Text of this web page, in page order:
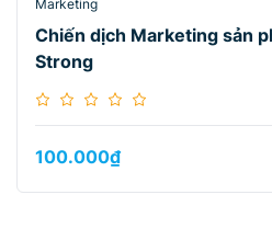
Marketing
Chiến dịch Marketing sản
Strong
100.000₫